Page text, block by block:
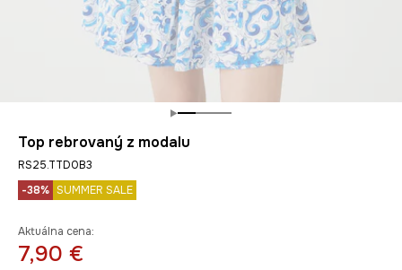
Top rebrovaný z modalu
RS25.TTD0B3
-38% SUMMER SALE
Aktuálna cena:
7,90 €